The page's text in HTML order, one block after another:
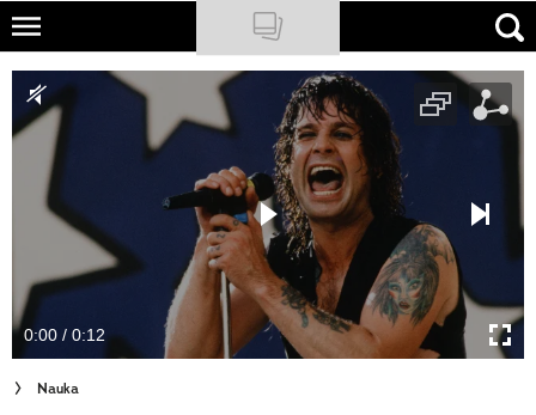
Skip
main
content
NATIONAL GEOGRAPHIC
TRAVELER
PODCASTY
Newsletter
Cuda Polski
Wielki Konkurs Fotograficzny
0:00 / 0:12
Nauka